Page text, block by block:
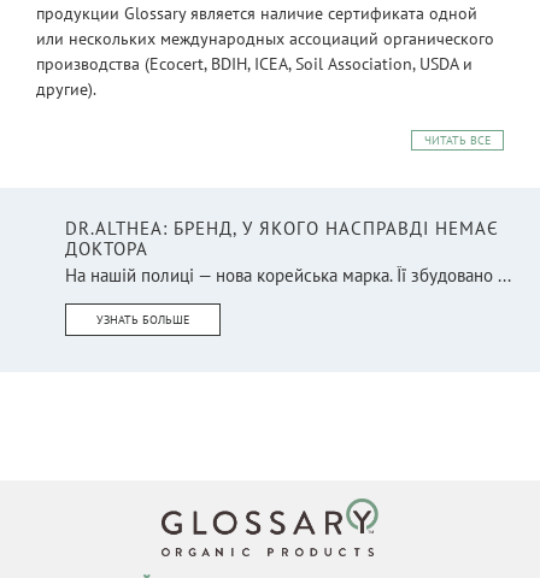
продукции Glossary является наличие сертификата одной
или нескольких международных ассоциаций органического
производства (Ecocert, BDIH, ICEA, Soil Association, USDA и
другие).
ЧИТАТЬ ВСЕ
DR.ALTHEA: БРЕНД, У ЯКОГО НАСПРАВДІ НЕМАЄ
ДОКТОРА
На нашій полиці — нова корейська марка. Її збудовано ...
УЗНАТЬ БОЛЬШЕ